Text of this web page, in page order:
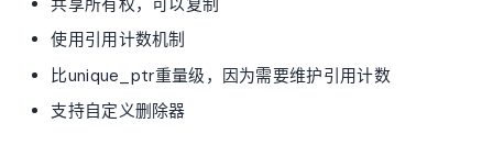
共享所有权，可以复制
使用引用计数机制
比unique_ptr重量级，因为需要维护引用计数
支持自定义删除器